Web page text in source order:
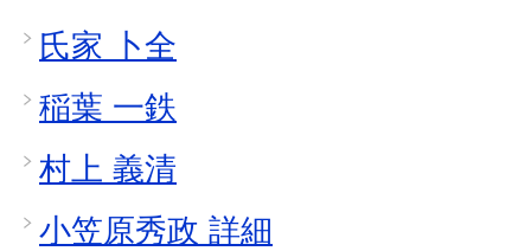
氏家 卜全
稲葉 一鉄
村上 義清
小笠原秀政 詳細